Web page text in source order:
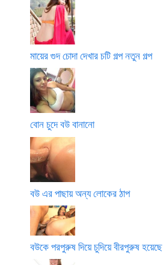
মায়ের গুদ চোদা দেখার চটি গল্প নতুন গল্প
বোন চুদে বউ বানানো
বউ এর পাছায় অন্য লোকের ঠাপ
বউকে পরপুরুষ দিয়ে চুদিয়ে বীরপুরুষ হয়েছে